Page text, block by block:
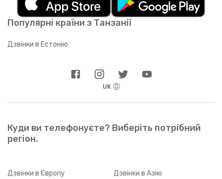
завантажити застосунок (або якщо між
натисканням на посилання та реєстрацією
пройде значний проміжок часу), Yolla може
через технічні обмеження. Щойно ваш друг
підключення до Інтернету.
Популярні країни з Танзанії
Дзвінки в Естонію
UK
Куди ви телефонуєте? Виберіть потрібний
регіон.
Дзвінки в Європу Дзвінки в Азію